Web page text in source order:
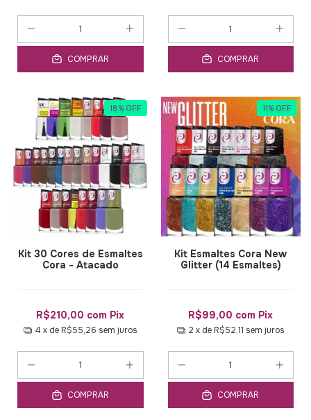
COMPRAR COMPRAR
18% OFF
Kit 30 Cores de Esmaltes
Cora - Atacado
R$210,00 com Pix
4 x de R$55,26 sem juros
COMPRAR
11% OFF
Kit Esmaltes Cora New
Glitter (14 Esmaltes)
R$99,00 com Pix
2 x de R$52,11 sem juros
COMPRAR